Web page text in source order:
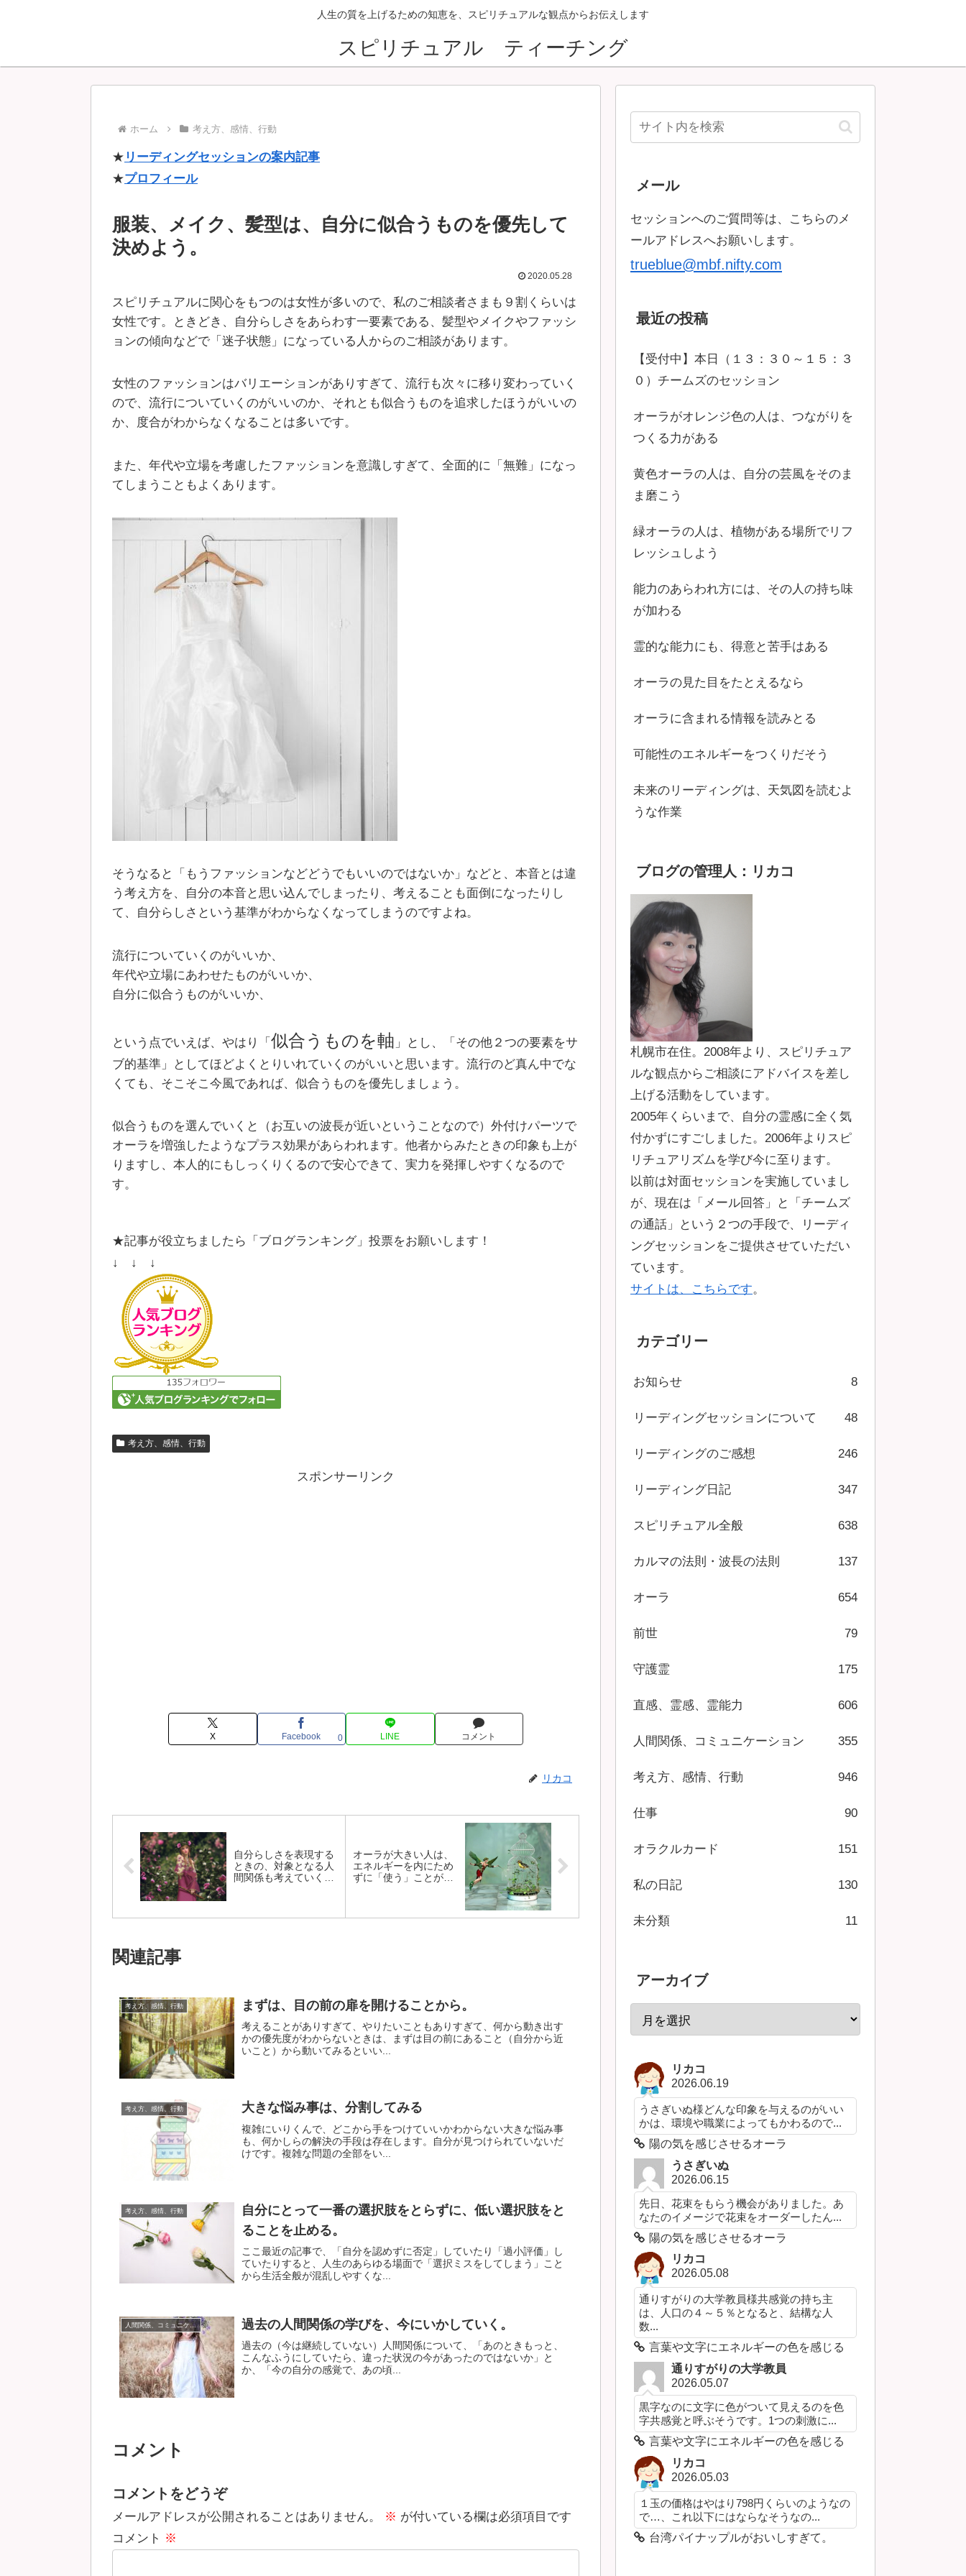
人生の質を上げるための知恵を、スピリチュアルな観点からお伝えします
スピリチュアル ティーチング
ホーム 考え方、感情、行動
★ リーディングセッションの案内記事
★プロフィール
服装、メイク、髪型は、自分に似合うものを優先して
決めよう。
2020.05.28
スピリチュアルに関心をもつのは女性が多いので、私のご相談者さまも９割くらいは
女性です。ときどき、自分らしさをあらわす一要素である、髪型やメイクやファッシ
ョンの傾向などで「迷子状態」になっている人からのご相談があります。
女性のファッションはバリエーションがありすぎて、流行も次々に移り変わっていく
ので、流行についていくのがいいのか、それとも似合うものを追求したほうがいいの
か、度合がわからなくなることは多いです。
また、年代や立場を考慮したファッションを意識しすぎて、全面的に「無難」になっ
てしまうこともよくあります。
そうなると「もうファッションなどどうでもいいのではないか」などと、本音とは違
う考え方を、自分の本音と思い込んでしまったり、考えることも面倒になったりし
て、自分らしさという基準がわからなくなってしまうのですよね。
流行についていくのがいいか、
年代や立場にあわせたものがいいか、
自分に似合うものがいいか、
という点でいえば、やはり「 似合うものを軸 」とし、「その他２つの要素をサ
ブ的基準」としてほどよくとりいれていくのがいいと思います。流行のど真ん中でな
くても、そこそこ今風であれば、似合うものを優先しましょう。
似合うものを選んでいくと（お互いの波長が近いということなので）外付けパーツで
オーラを増強したようなプラス効果があらわれます。他者からみたときの印象も上が
りますし、本人的にもしっくりくるので安心できて、実力を発揮しやすくなるので
す。
★記事が役立ちましたら「ブログランキング」投票をお願いします！
↓ ↓ ↓
考え方、感情、行動
スポンサーリンク
X Facebook 0 LINE コメント
リカコ
自分らしさを表現する
ときの、対象となる人
間関係も考えていくと
オーラが大きい人は、
エネルギーを内にため
ずに「使う」ことが大
関連記事
考え方、感情、行動 まずは、目の前の扉を開けることから。
考えることがありすぎて、やりたいこともありすぎて、何から動き出す
かの優先度がわからないときは、まずは目の前にあること（自分から近
いこと）から動いてみるといい...
考え方、感情、行動 大きな悩み事は、分割してみる
複雑にいりくんで、どこから手をつけていいかわからない大きな悩み事
も、何かしらの解決の手段は存在します。自分が見つけられていないだ
けです。複雑な問題の全部をい...
考え方、感情、行動
自分にとって一番の選択肢をとらずに、低い選択肢をと
ることを止める。
ここ最近の記事で、「自分を認めずに否定」していたり「過小評価」し
ていたりすると、人生のあらゆる場面で「選択ミスをしてしまう」こと
から生活全般が混乱しやすくな...
人間関係、コミュニケーション 過去の人間関係の学びを、今にいかしていく。
過去の（今は継続していない）人間関係について、「あのときもっと、
こんなふうにしていたら、違った状況の今があったのではないか」と
か、「今の自分の感覚で、あの頃...
コメント
コメントをどうぞ
メールアドレスが公開されることはありません。 ※ が付いている欄は必須項目です
コメント ※
メール
セッションへのご質問等は、こちらのメ
ールアドレスへお願いします。
trueblue@mbf.nifty.com
最近の投稿
【受付中】本日（１３：３０～１５：３
０）チームズのセッション
オーラがオレンジ色の人は、つながりを
つくる力がある
黄色オーラの人は、自分の芸風をそのま
ま磨こう
緑オーラの人は、植物がある場所でリフ
レッシュしよう
能力のあらわれ方には、その人の持ち味
が加わる
霊的な能力にも、得意と苦手はある
オーラの見た目をたとえるなら
オーラに含まれる情報を読みとる
可能性のエネルギーをつくりだそう
未来のリーディングは、天気図を読むよ
うな作業
ブログの管理人：リカコ
札幌市在住。2008年より、スピリチュア
ルな観点からご相談にアドバイスを差し
上げる活動をしています。
2005年くらいまで、自分の霊感に全く気
付かずにすごしました。2006年よりスピ
リチュアリズムを学び今に至ります。
以前は対面セッションを実施していまし
が、現在は「メール回答」と「チームズ
の通話」という２つの手段で、リーディ
ングセッションをご提供させていただい
ています。
サイトは、こちらです。
カテゴリー
お知らせ 8
リーディングセッションについて 48
リーディングのご感想 246
リーディング日記 347
スピリチュアル全般 638
カルマの法則・波長の法則 137
オーラ 654
前世 79
守護霊 175
直感、霊感、霊能力 606
人間関係、コミュニケーション 355
考え方、感情、行動 946
仕事 90
オラクルカード 151
私の日記 130
未分類 11
アーカイブ
リカコ
2026.06.19
うさぎいぬ様どんな印象を与えるのがいい
かは、環境や職業によってもかわるので...
陽の気を感じさせるオーラ
うさぎいぬ
2026.06.15
先日、花束をもらう機会がありました。あ
なたのイメージで花束をオーダーしたん...
陽の気を感じさせるオーラ
リカコ
2026.05.08
通りすがりの大学教員様共感覚の持ち主
は、人口の４～５％となると、結構な人
数...
言葉や文字にエネルギーの色を感じる
通りすがりの大学教員
2026.05.07
黒字なのに文字に色がついて見えるのを色
字共感覚と呼ぶそうです。1つの刺激に...
言葉や文字にエネルギーの色を感じる
リカコ
2026.05.03
１玉の価格はやはり798円くらいのようなの
で…、これ以下にはならなそうなの...
台湾パイナップルがおいしすぎて。